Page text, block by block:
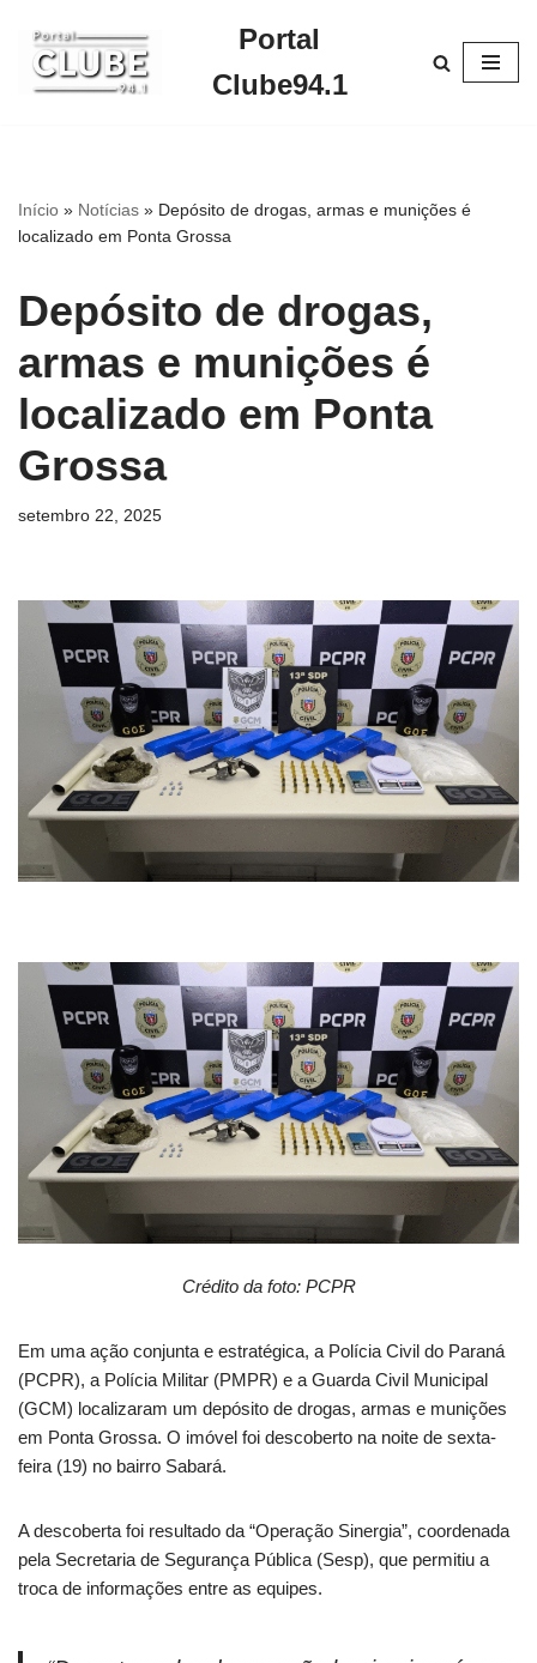
Pular
para
Portal
Clube94.1
Início » Notícias » Depósito de drogas, armas e munições é
localizado em Ponta Grossa
Depósito de drogas,
armas e munições é
localizado em Ponta
Grossa
setembro 22, 2025
Crédito da foto: PCPR
Em uma ação conjunta e estratégica, a Polícia Civil do Paraná
(PCPR), a Polícia Militar (PMPR) e a Guarda Civil Municipal
(GCM) localizaram um depósito de drogas, armas e munições
em Ponta Grossa. O imóvel foi descoberto na noite de sexta-
feira (19) no bairro Sabará.
A descoberta foi resultado da “Operação Sinergia”, coordenada
pela Secretaria de Segurança Pública (Sesp), que permitiu a
troca de informações entre as equipes.